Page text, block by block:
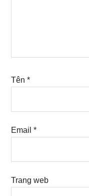
Tên*
Email*
Trang web